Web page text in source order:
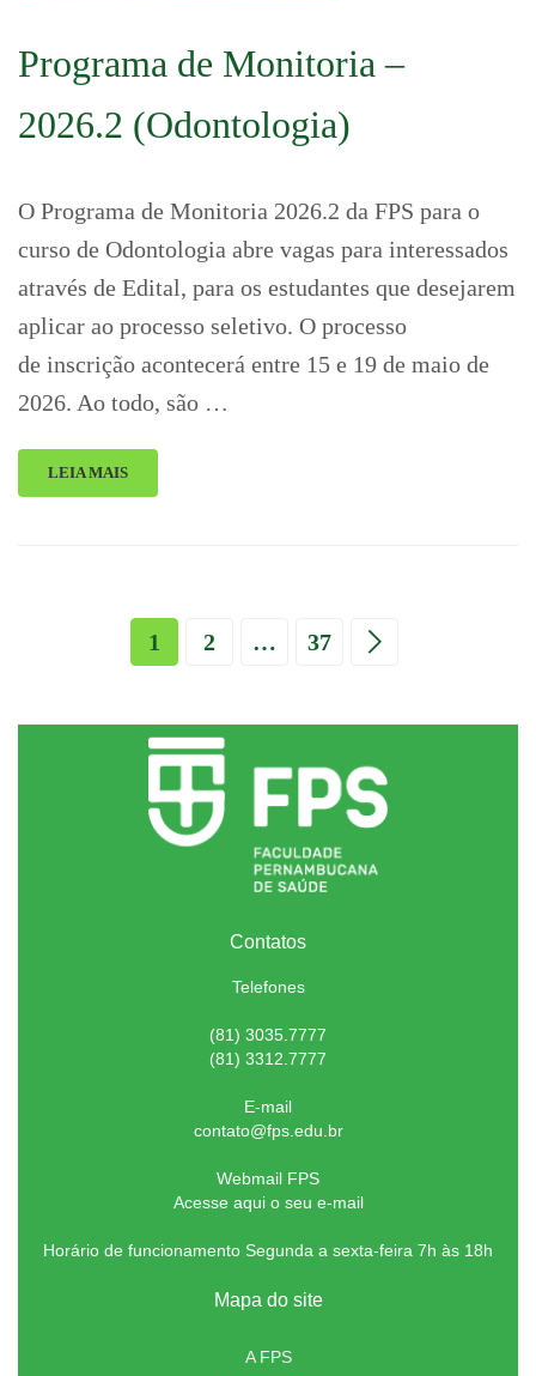
Programa de Monitoria –
2026.2 (Odontologia)
O Programa de Monitoria 2026.2 da FPS para o
curso de Odontologia abre vagas para interessados
através de Edital, para os estudantes que desejarem
aplicar ao processo seletivo. O processo
de inscrição acontecerá entre 15 e 19 de maio de
2026. Ao todo, são …
LEIA MAIS
1 2 … 37
Contatos
Telefones
(81) 3035.7777
(81) 3312.7777
E-mail
contato@fps.edu.br
Webmail FPS
Acesse aqui o seu e-mail
Horário de funcionamento Segunda a sexta-feira 7h às 18h
Mapa do site
A FPS